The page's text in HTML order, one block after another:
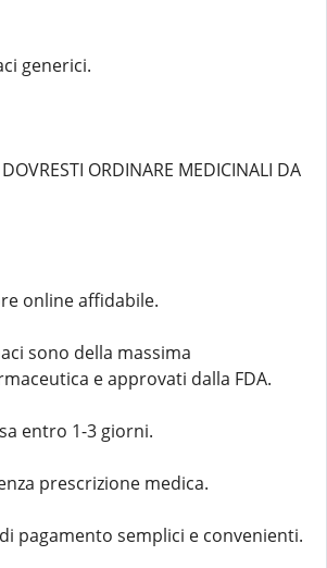
generici.
ORDINARE MEDICINALI DA
online affidabile.
sono della massima
e approvati dalla FDA.
entro 1-3 giorni.
prescrizione medica.
pagamento semplici e convenienti.